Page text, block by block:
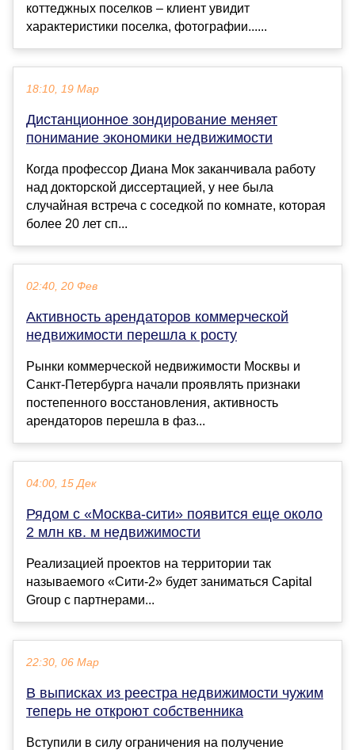
коттеджных поселков – клиент увидит
характеристики поселка, фотографии......
18:10, 19 Мар
Дистанционное зондирование меняет
понимание экономики недвижимости
Когда профессор Диана Мок заканчивала работу
над докторской диссертацией, у нее была
случайная встреча с соседкой по комнате, которая
более 20 лет сп...
02:40, 20 Фев
Активность арендаторов коммерческой
недвижимости перешла к росту
Рынки коммерческой недвижимости Москвы и
Санкт-Петербурга начали проявлять признаки
постепенного восстановления, активность
арендаторов перешла в фаз...
04:00, 15 Дек
Рядом с «Москва-сити» появится еще около
2 млн кв. м недвижимости
Реализацией проектов на территории так
называемого «Сити-2» будет заниматься Capital
Group с партнерами...
22:30, 06 Мар
В выписках из реестра недвижимости чужим
теперь не откроют собственника
Вступили в силу ограничения на получение